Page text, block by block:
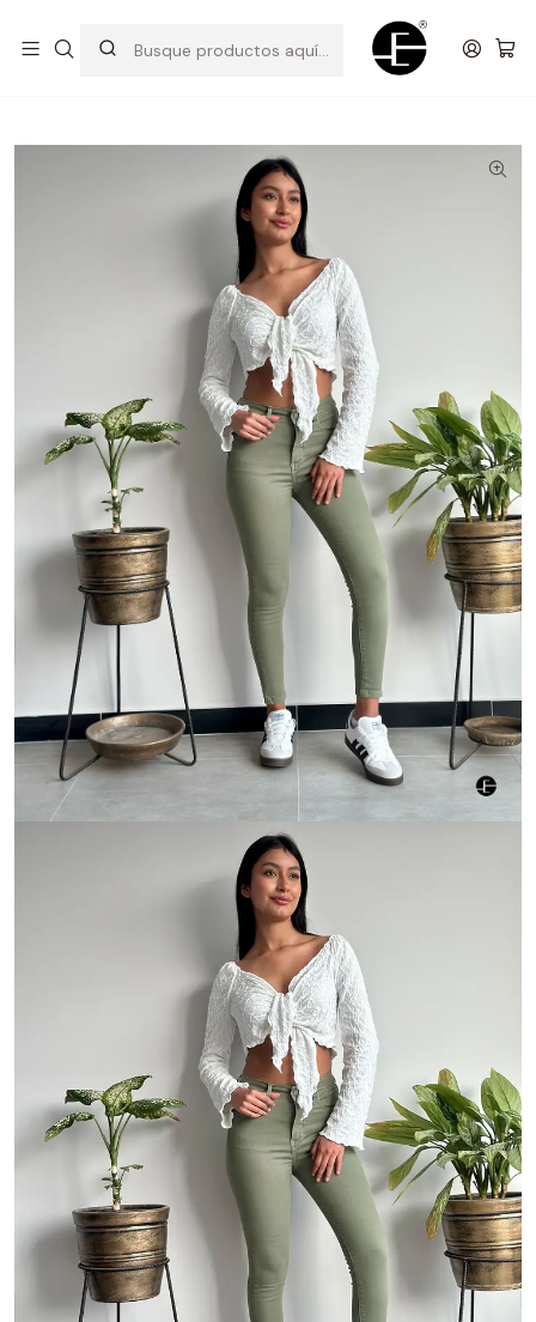
Prendas cómodas y exclusivas para renovar tu estilo
Pantalón Skinny - Verde Olivo